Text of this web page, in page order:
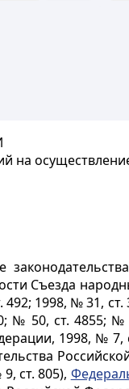
на
Съезда
1998, № 31,
№ 50, ст. 4855; №
1998, № 7,
ст. 805),